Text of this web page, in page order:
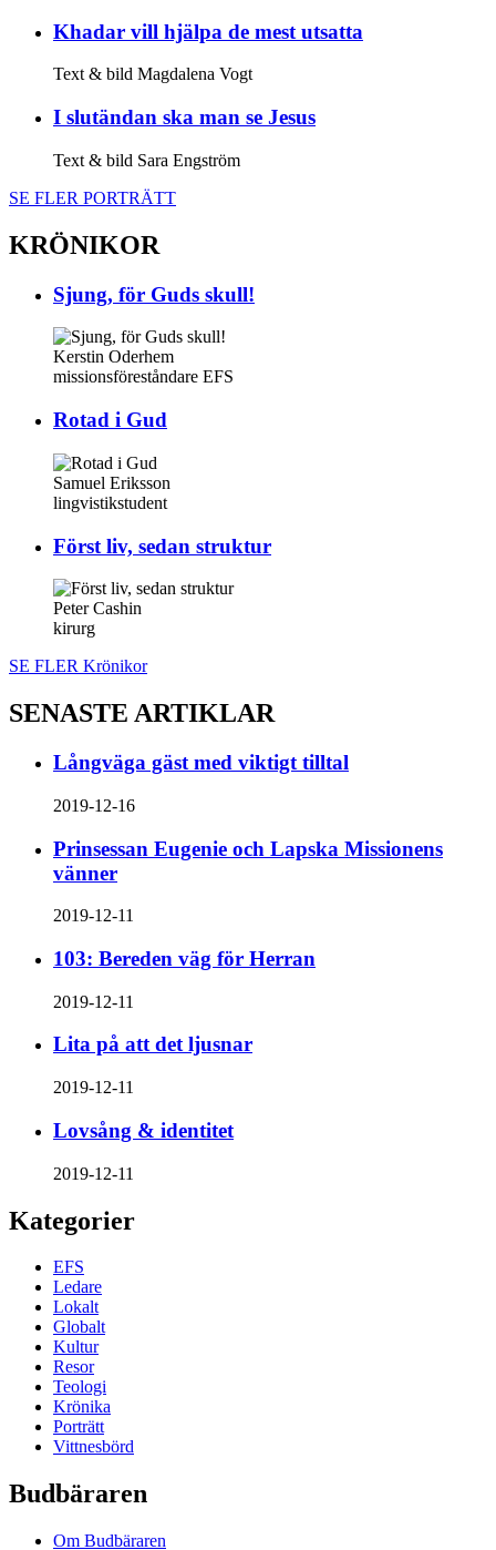
Khadar vill hjälpa de mest utsatta
Text & bild Magdalena Vogt
I slut­ändan ska man se Jesus
Text & bild Sara Engström
SE FLER PORTRÄTT
KRÖNIKOR
Sjung, för Guds skull!
Kerstin Oderhem
missionsföreståndare EFS
Rotad i Gud
Samuel Eriksson
lingvistikstudent
Först liv, sedan struktur
Peter Cashin
kirurg
SE FLER Krönikor
SENASTE ARTIKLAR
Långväga gäst med viktigt tilltal
2019-12-16
Prinsessan Eugenie och Lapska Missionens
vänner
2019-12-11
103: Bereden väg för Herran
2019-12-11
Lita på att det ljusnar
2019-12-11
Lovsång & identitet
2019-12-11
Kategorier
EFS
Ledare
Lokalt
Globalt
Kultur
Resor
Teologi
Krönika
Porträtt
Vittnesbörd
Budbäraren
Om Budbäraren